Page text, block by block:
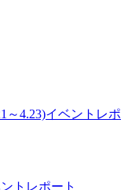
～4.23)イベントレポ
トレポート